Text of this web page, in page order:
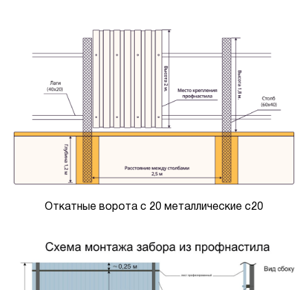
Откатные ворота с 20 металлические c20